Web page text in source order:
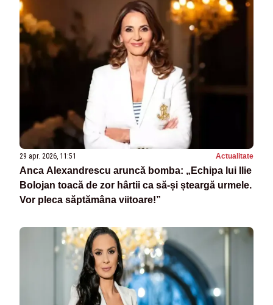
29 apr. 2026, 11:51 Actualitate
Anca Alexandrescu aruncă bomba: „Echipa lui Ilie
Bolojan toacă de zor hârtii ca să-și șteargă urmele.
Vor pleca săptămâna viitoare!”